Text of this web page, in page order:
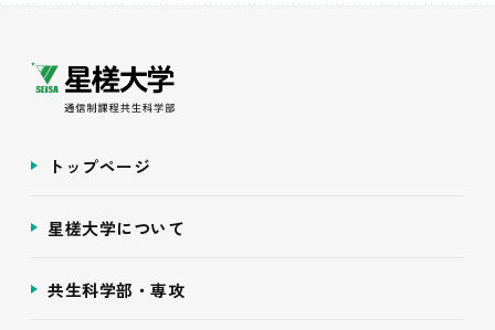
トップページ
星槎大学について
共生科学部・専攻